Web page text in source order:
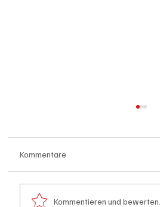
Kommentare
Kommentieren und bewerten...